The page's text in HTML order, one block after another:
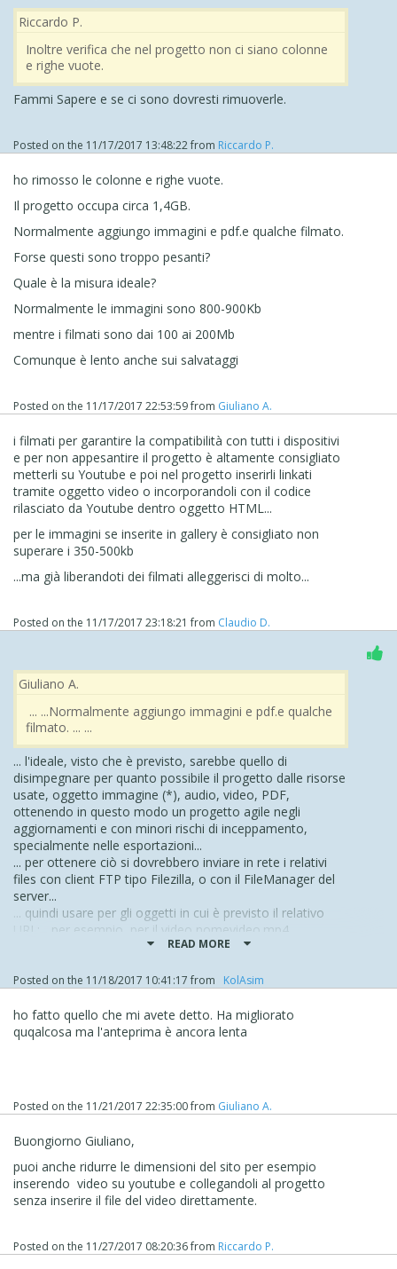
Riccardo P.
Inoltre verifica che nel progetto non ci siano colonne
e righe vuote.
Fammi Sapere e se ci sono dovresti rimuoverle.
Posted on the 11/17/2017 13:48:22from Riccardo P.
ho rimosso le colonne e righe vuote.
Il progetto occupa circa 1,4GB.
Normalmente aggiungo immagini e pdf.e qualche filmato.
Forse questi sono troppo pesanti?
Quale è la misura ideale?
Normalmente le immagini sono 800-900Kb
mentre i filmati sono dai 100 ai 200Mb
Comunque è lento anche sui salvataggi
Posted on the 11/17/2017 22:53:59from Giuliano A.
i filmati per garantire la compatibilità con tutti i dispositivi
e per non appesantire il progetto è altamente consigliato
metterli su Youtube e poi nel progetto inserirli linkati
tramite oggetto video o incorporandoli con il codice
rilasciato da Youtube dentro oggetto HTML...
per le immagini se inserite in gallery è consigliato non
superare i 350-500kb
...ma già liberandoti dei filmati alleggerisci di molto...
Posted on the 11/17/2017 23:18:21 from Claudio D.
Giuliano A.
... ...Normalmente aggiungo immagini e pdf.e qualche
filmato. ... ...
... l'ideale, visto che è previsto, sarebbe quello di
disimpegnare per quanto possibile il progetto dalle risorse
usate, oggetto immagine (*), audio, video, PDF,
ottenendo in questo modo un progetto agile negli
aggiornamenti e con minori rischi di inceppamento,
specialmente nelle esportazioni...
... per ottenere ciò si dovrebbero inviare in rete i relativi
files con client FTP tipo Filezilla, o con il FileManager del
server...
... quindi usare per gli oggetti in cui è previsto il relativo
URL; ...per esempio, per il video nomevideo.mp4
posizionato nella cartella "video" usare l'URL:
ad esportazione avvenuta)
http://www.tuosito/video/nomevideo.mp4(funzionerà
anche in anteprima)
compatibilità PDF con i vari browser usare gli URL con
GoogleDocsViewer...
progetto nel modo detto, e poi una volta ben definito
sostituire in rete il sito attuale; ...questione di pazienza ed
idee chiare...
______________
lavorare con risorse posizionate nella radice di un disco
internoC:\risorse\,D:\risorse\, ...posizioni ben definite...
READ MORE
Posted on the 11/18/2017 10:41:17 from ‪ KolAsim ‪ ‪
ho fatto quello che mi avete detto. Ha migliorato
quqalcosa ma l'anteprima è ancora lenta
Posted on the 11/21/2017 22:35:00from Giuliano A.
Buongiorno Giuliano,
puoi anche ridurre le dimensioni del sito per esempio
inserendo video su youtube e collegandoli al progetto
senza inserire il file del video direttamente.
Posted on the 11/27/2017 08:20:36from Riccardo P.